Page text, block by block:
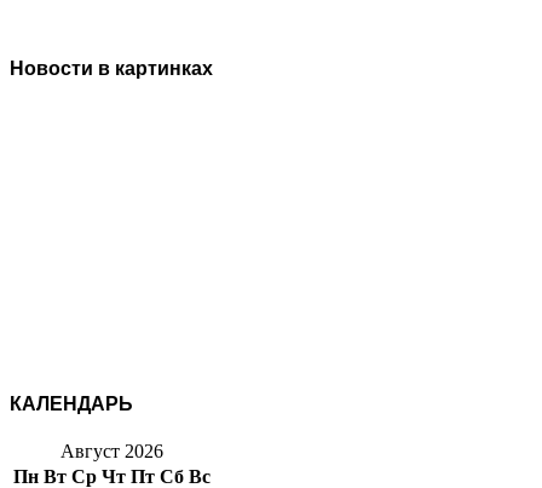
Новости в картинках
КАЛЕНДАРЬ
Август 2026
Пн Вт Ср Чт Пт Сб Вс